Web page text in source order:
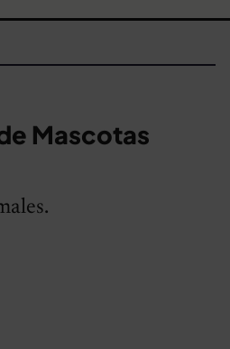
Mascotas